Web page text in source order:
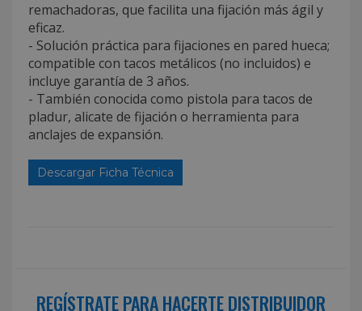
remachadoras, que facilita una fijación más ágil y
eficaz.
- Solución práctica para fijaciones en pared hueca;
compatible con tacos metálicos (no incluidos) e
incluye garantía de 3 años.
- También conocida como pistola para tacos de
pladur, alicate de fijación o herramienta para
anclajes de expansión.
Descargar Ficha Técnica
REGÍSTRATE PARA HACERTE DISTRIBUIDOR